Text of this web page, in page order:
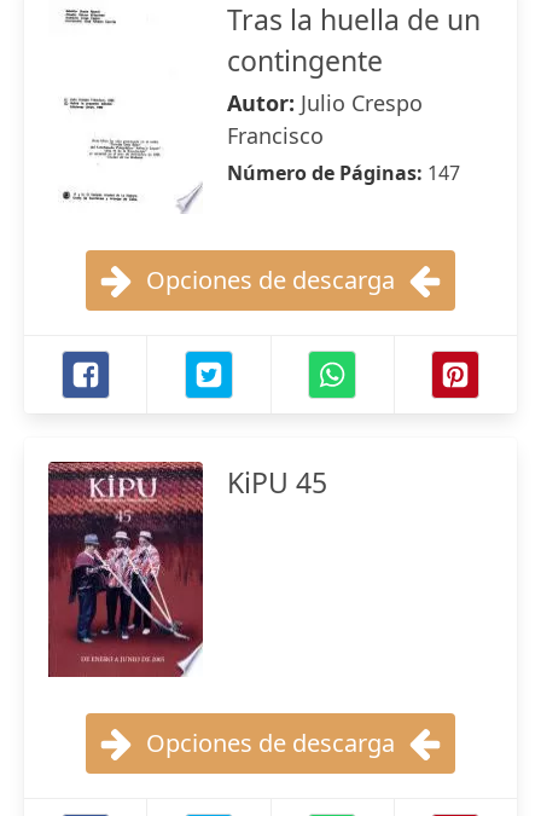
Tras la huella de un
contingente
Autor: Julio Crespo
Francisco
Número de Páginas: 147
Opciones de descarga
KiPU 45
Opciones de descarga